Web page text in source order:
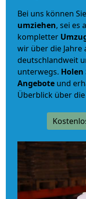
Bei uns können Sie
umziehen, sei es
kompletter
wir über die
deutschlandweit
unterwegs. Holen
Angebote und
Überblick über